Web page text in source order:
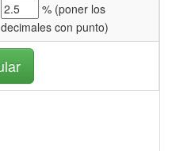
% (poner los
decimales con punto)